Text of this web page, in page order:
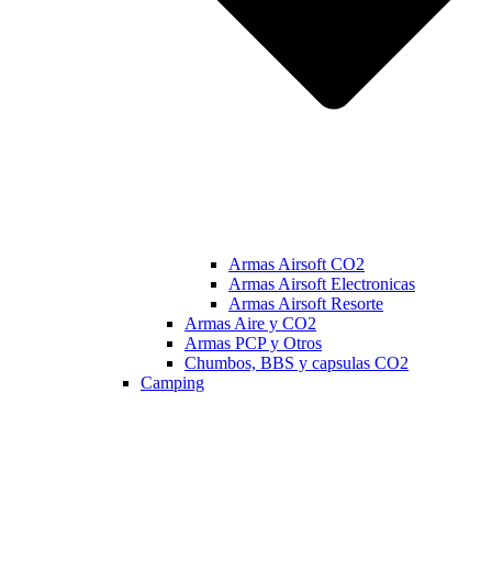
Armas Airsoft CO2
Armas Airsoft Electronicas
Armas Airsoft Resorte
Armas Aire y CO2
Armas PCP y Otros
Chumbos, BBS y capsulas CO2
Camping